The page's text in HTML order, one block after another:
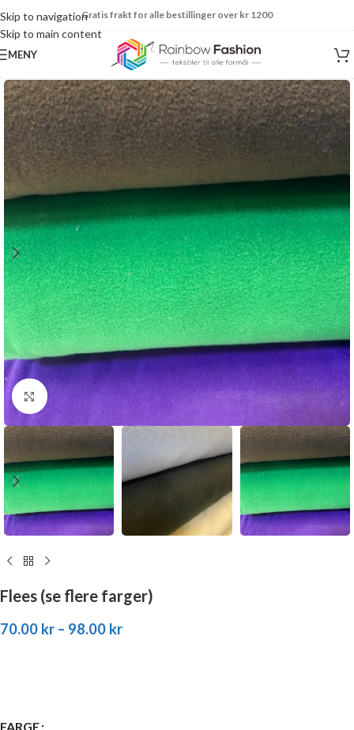
Skip to navigation
Skip to main content
Gratis frakt for alle bestillinger over kr 1200
MENY
Click to enlarge
Flees (se flere farger)
70.00 kr – 98.00 kr
FARGE